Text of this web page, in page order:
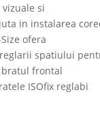
si
in instalarea
ofera
spatiului
frontal
ISOfix reglabi